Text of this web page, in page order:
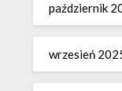
październik
wrzesień